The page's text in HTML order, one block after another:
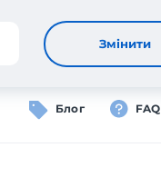
Вхід
Блог FAQ
Змінити